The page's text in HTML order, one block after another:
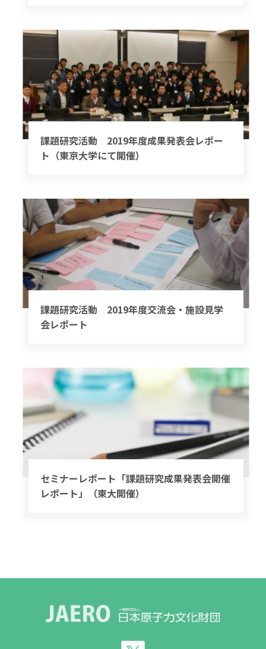
課題研究活動 2019年度成果発表会レポー
ト（東京大学にて開催）
課題研究活動 2019年度交流会・施設見学
会レポート
セミナーレポート「課題研究成果発表会開催
レポート」（東大開催）